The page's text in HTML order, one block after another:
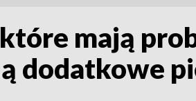
mają
dodatkowe